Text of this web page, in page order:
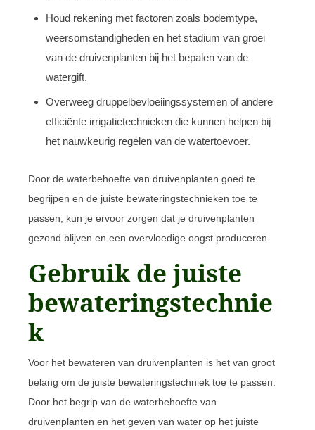
Houd rekening met factoren zoals bodemtype,
weersomstandigheden en het stadium van groei
van de druivenplanten bij het bepalen van de
watergift.
Overweeg druppelbevloeiingssystemen of andere
efficiënte irrigatietechnieken die kunnen helpen bij
het nauwkeurig regelen van de watertoevoer.
Door de waterbehoefte van druivenplanten goed te
begrijpen en de juiste bewateringstechnieken toe te
passen, kun je ervoor zorgen dat je druivenplanten
gezond blijven en een overvloedige oogst produceren.
Gebruik de juiste
bewateringstechnie
k
Voor het bewateren van druivenplanten is het van groot
belang om de juiste bewateringstechniek toe te passen.
Door het begrip van de waterbehoefte van
druivenplanten en het geven van water op het juiste